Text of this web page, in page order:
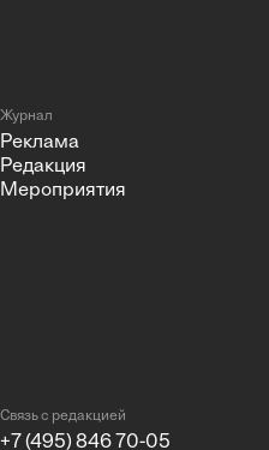
Журнал
Реклама
Редакция
Мероприятия
Связь с редакцией
+7 (495) 846 70-05